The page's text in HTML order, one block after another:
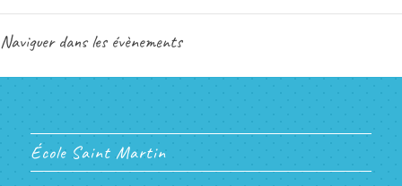
Naviguer dans les évènements
École Saint Martin